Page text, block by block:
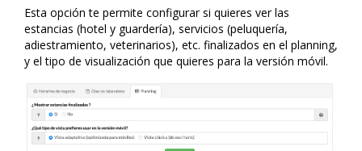
Esta opción te permite configurar si quieres ver las
estancias (hotel y guardería), servicios (peluquería,
adiestramiento, veterinarios), etc. finalizados en el planning,
y el tipo de visualización que quieres para la versión móvil.